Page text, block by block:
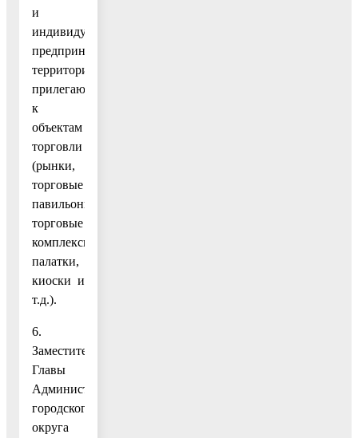
и
индивидуальными
предпринимателями
территорий,
прилегающих
к
объектам
торговли
(рынки,
торговые
павильоны,
торговые
комплексы,
палатки,
киоски и
т.д.).
6.
Заместителю
Главы
Администрации
городского
округа